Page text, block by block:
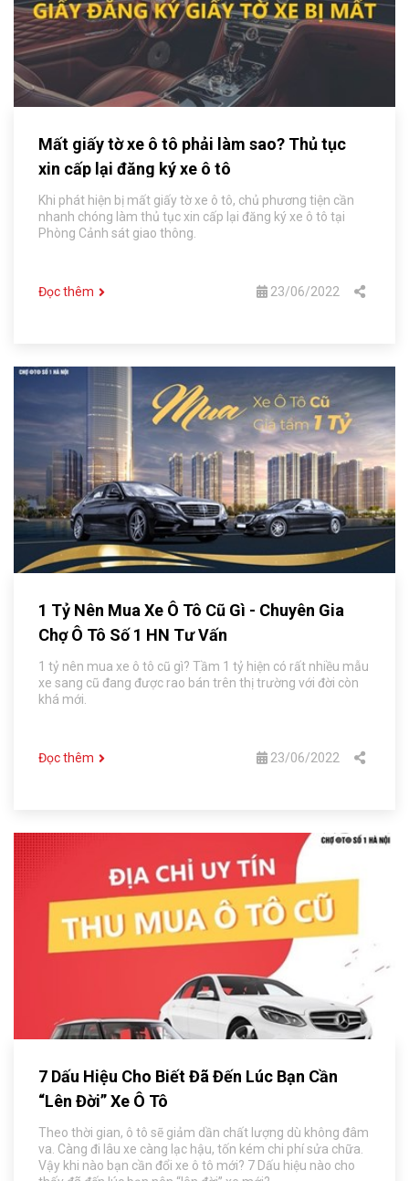
Mất giấy tờ xe ô tô phải làm sao? Thủ tục
xin cấp lại đăng ký xe ô tô
Khi phát hiện bị mất giấy tờ xe ô tô, chủ phương tiện cần
nhanh chóng làm thủ tục xin cấp lại đăng ký xe ô tô tại
Phòng Cảnh sát giao thông.
Đọc thêm 23/06/2022
1 Tỷ Nên Mua Xe Ô Tô Cũ Gì - Chuyên Gia
Chợ Ô Tô Số 1 HN Tư Vấn
1 tỷ nên mua xe ô tô cũ gì? Tầm 1 tỷ hiện có rất nhiều mẫu
xe sang cũ đang được rao bán trên thị trường với đời còn
khá mới.
Đọc thêm 23/06/2022
7 Dấu Hiệu Cho Biết Đã Đến Lúc Bạn Cần
“Lên Đời” Xe Ô Tô
Theo thời gian, ô tô sẽ giảm dần chất lượng dù không đâm
va. Càng đi lâu xe càng lạc hậu, tốn kém chi phí sửa chữa.
Vậy khi nào bạn cần đổi xe ô tô mới? 7 Dấu hiệu nào cho